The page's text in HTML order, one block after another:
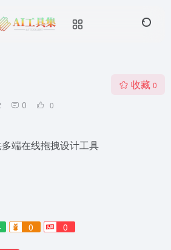
0 0
收藏 0
端在线拖拽设计工具
0 0